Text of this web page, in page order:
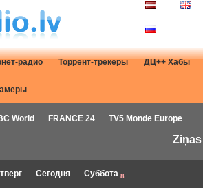
радио Торрент-трекеры ДЦ++ Хабы
World FRANCE 24 TV5 Monde Europe
Ziņas
Сегодня Суббота 8